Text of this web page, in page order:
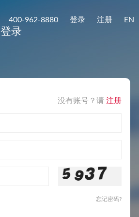
400-962-8880 登录 注册 EN
登录
没有账号？请注册
忘记密码?